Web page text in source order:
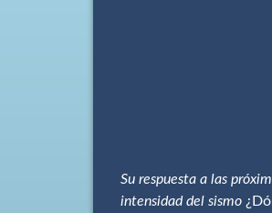
Su respuesta a las
intensidad del sismo